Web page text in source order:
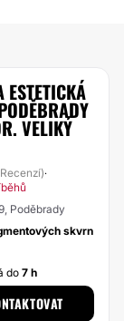
ESTETICKÁ
VELIKÝ
·
Poděbrady
skvrn
do7 h